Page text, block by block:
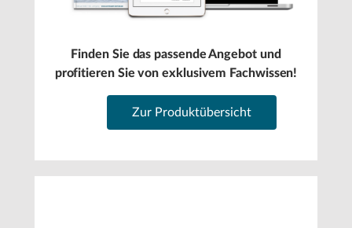
Finden Sie das passende Angebot und
profitieren Sie von exklusivem Fachwissen!
Zur Produktübersicht